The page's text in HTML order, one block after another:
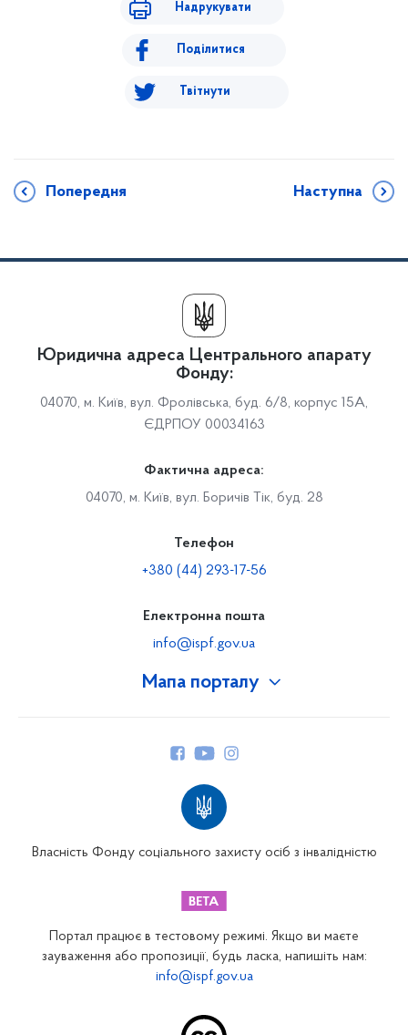
Надрукувати
Поділитися
Твітнути
Попередня Наступна
Мапа порталу
Закарпатське відділення
Запорізьке відділення
Юридична адреса Центрального апарату
Фонду:
04070, м. Київ, вул. Фролівська, буд. 6/8, корпус 15А,
ЄДРПОУ 00034163
Фактична адреса:
04070, м. Київ, вул. Боричів Тік, буд. 28
Телефон
+380 (44) 293-17-56
Електронна пошта
info@ispf.gov.ua
Власність Фонду соціального захисту осіб з інвалідністю
Портал працює в тестовому режимі. Якщо ви маєте
зауваження або пропозиції, будь ласка, напишіть нам:
info@ispf.gov.ua